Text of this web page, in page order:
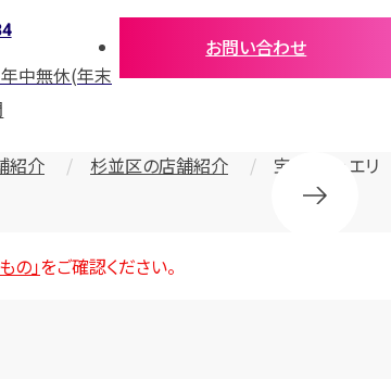
年中無休(年末
お問い合わせ
紹介 杉並区の店舗紹介
宝石・ジュエリ
の」をご確認ください。